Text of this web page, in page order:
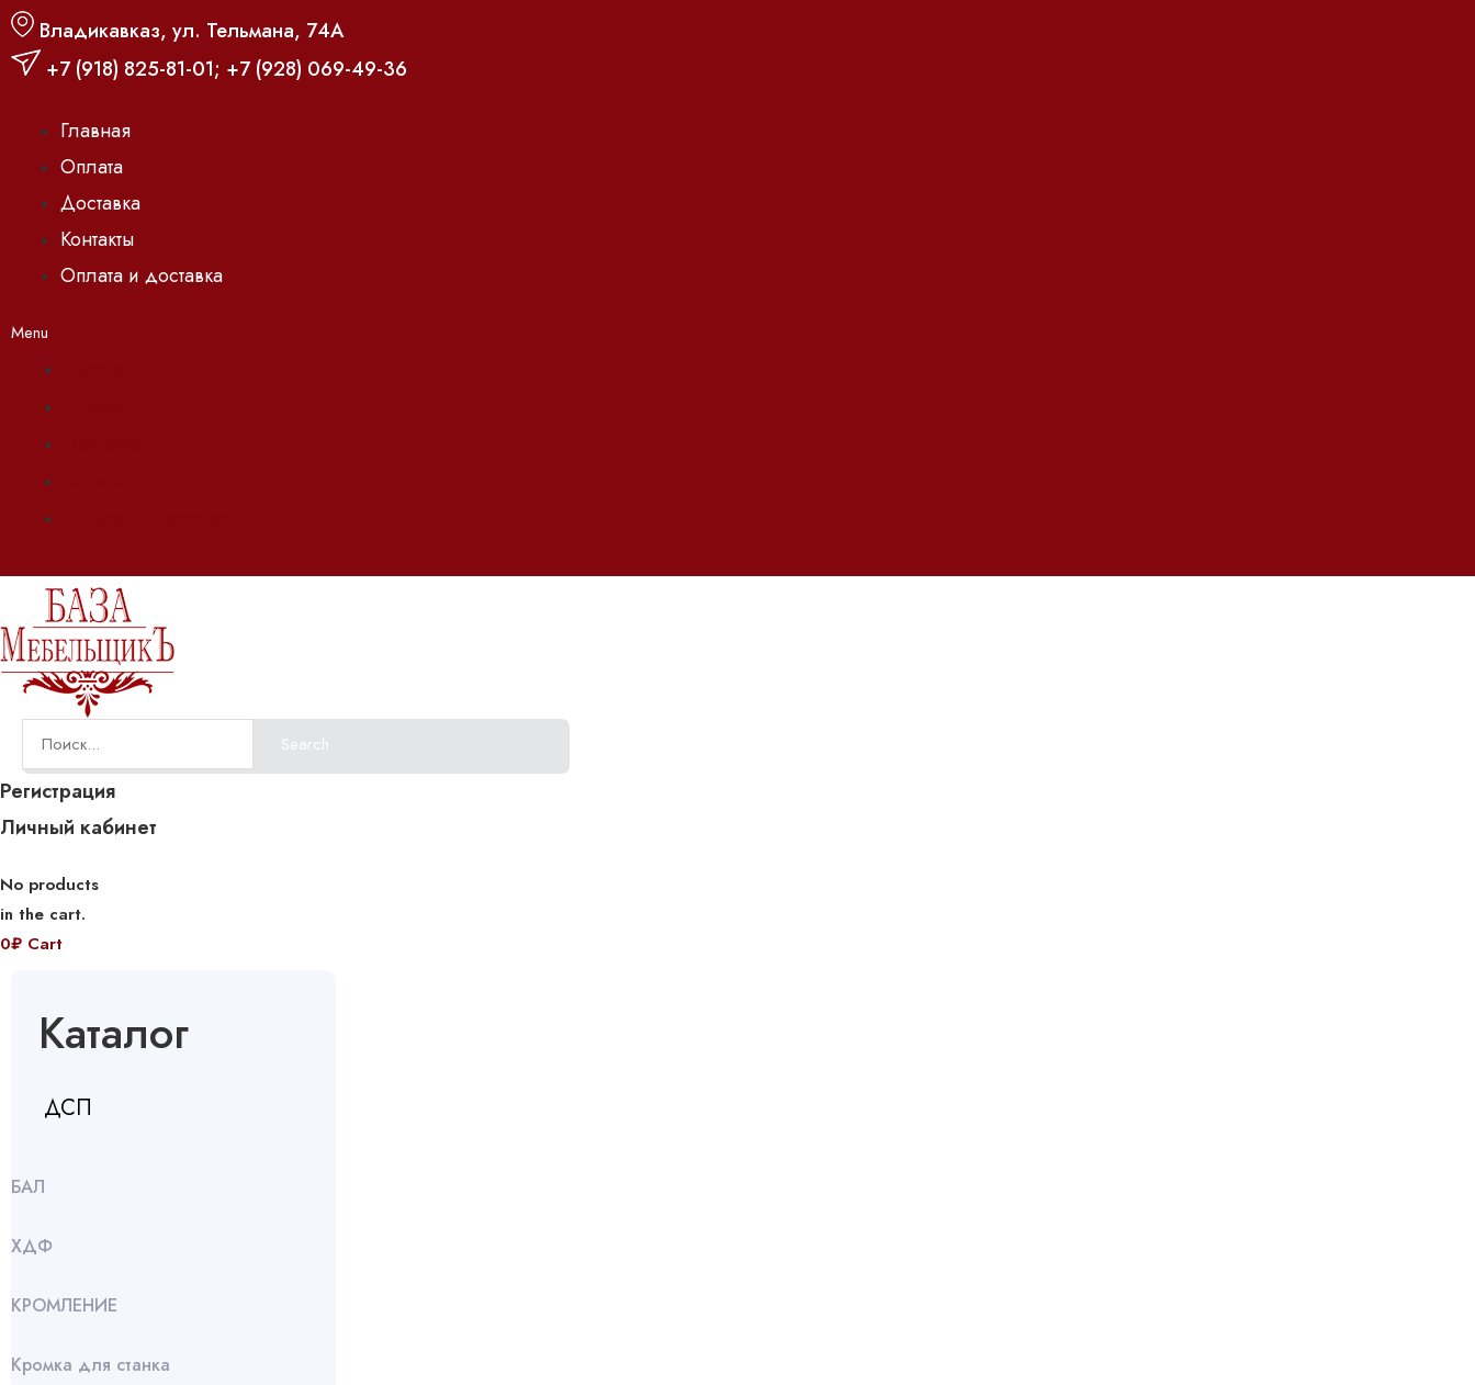
Владикавказ, ул. Тельмана, 74А
+7 (918) 825-81-01; +7 (928) 069-49-36
Главная
Оплата
Доставка
Контакты
Оплата и доставка
Menu
Search
Регистрация
Личный кабинет
No products
in the cart.
0₽ Cart
Каталог
ДСП
БАЛ
ХДФ
КРОМЛЕНИЕ
Кромка для станка